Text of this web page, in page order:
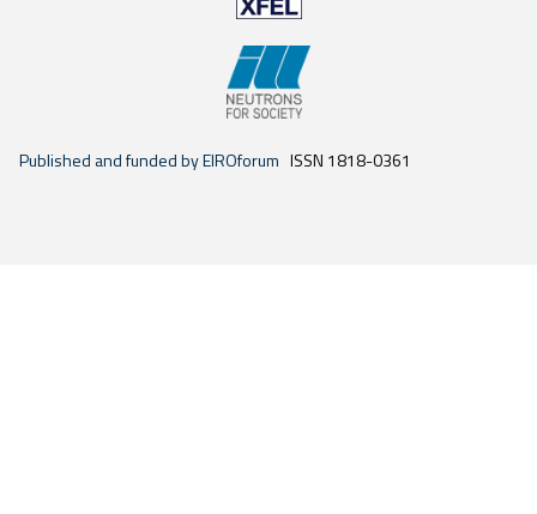
Published and funded by EIROforum ISSN 1818-0361